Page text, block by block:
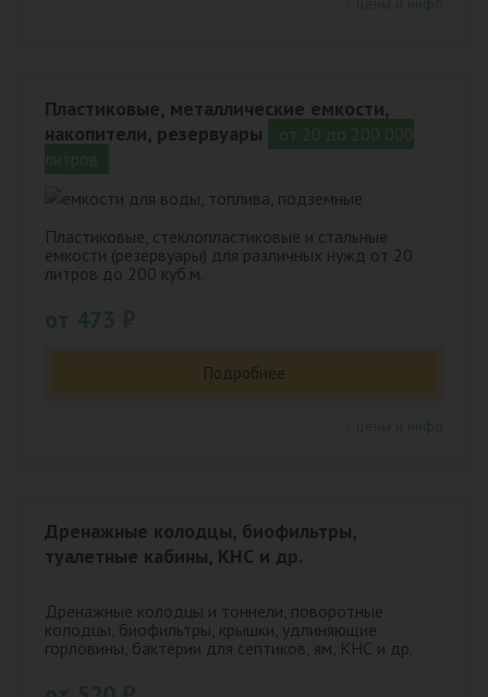
Пластиковые, металлические емкости,
накопители, резервуары
Пластиковые, стеклопластиковые и стальные
емкости (резервуары) для различных нужд от 20
литров до 200 куб.м.
Подробнее
Дренажные колодцы, биофильтры,
туалетные кабины, КНС и др.
Дренажные колодцы и тоннели, поворотные
колодцы, биофильтры, крышки, удлиняющие
горловины, бактерии для септиков, ям, КНС и др.